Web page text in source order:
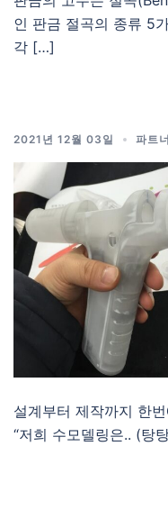
인 판금 절곡의 종류 5
각 […]
2021년 12월 03일 파트
설계부터 제작까지 한
“저희 수모델링은.. (탕